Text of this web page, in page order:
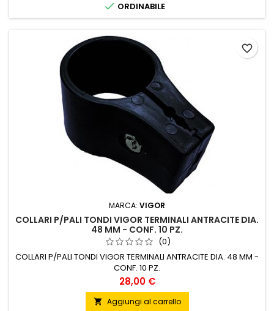
 ORDINABILE
MARCA: VIGOR
COLLARI P/PALI TONDI VIGOR TERMINALI ANTRACITE DIA.
48 MM - CONF. 10 PZ.
(0)
COLLARI P/PALI TONDI VIGOR TERMINALI ANTRACITE DIA. 48 MM -
CONF. 10 PZ.
Prezzo
28,00 €
 Aggiungi al carrello
favorite_border